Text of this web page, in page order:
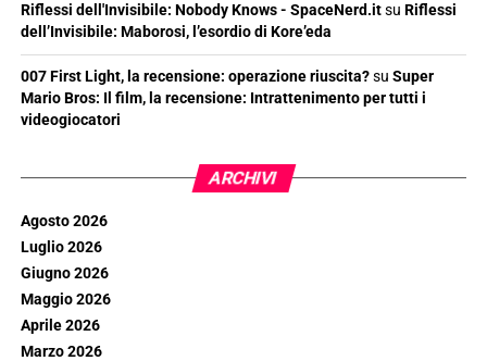
Riflessi dell'Invisibile: Nobody Knows - SpaceNerd.itsu Riflessi
dell’Invisibile: Maborosi, l’esordio di Kore’eda
007 First Light, la recensione: operazione riuscita?su Super
Mario Bros: Il film, la recensione: Intrattenimento per tutti i
videogiocatori
ARCHIVI
Agosto 2026
Luglio 2026
Giugno 2026
Maggio 2026
Aprile 2026
Marzo 2026